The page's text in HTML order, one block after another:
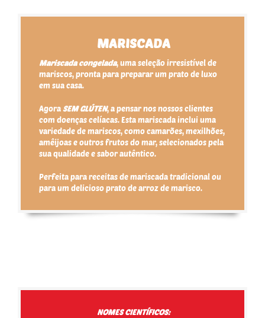
MARISCADA
Mariscada congelada, uma seleção irresistível de
mariscos, pronta para preparar um prato de luxo
em sua casa.
AgoraSEM GLÚTEN, a pensar nos nossos clientes
com doenças celíacas. Esta mariscada inclui uma
variedade de mariscos, como camarões, mexilhões,
amêijoas e outros frutos do mar, selecionados pela
sua qualidade e sabor autêntico.
Perfeita para receitas de mariscada tradicional ou
para um delicioso prato de arroz de marisco.
NOMES CIENTÍFICOS: